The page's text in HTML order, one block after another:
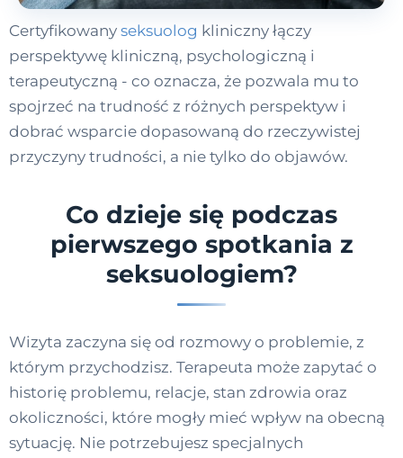
Certyfikowany seksuolog kliniczny łączy
perspektywę kliniczną, psychologiczną i
terapeutyczną - co oznacza, że pozwala mu to
spojrzeć na trudność z różnych perspektyw i
dobrać wsparcie dopasowaną do rzeczywistej
przyczyny trudności, a nie tylko do objawów.
Co dzieje się podczas
pierwszego spotkania z
seksuologiem?
Wizyta zaczyna się od rozmowy o problemie, z
którym przychodzisz. Terapeuta może zapytać o
historię problemu, relacje, stan zdrowia oraz
okoliczności, które mogły mieć wpływ na obecną
sytuację. Nie potrzebujesz specjalnych